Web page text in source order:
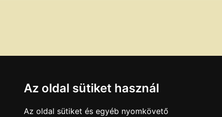
Az oldal sütiket használ
Az oldal sütiket és egyéb nyomkövető